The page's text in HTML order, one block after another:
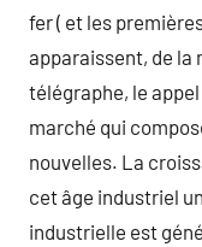
fer ( et les
apparaissent, de la
télégraphe, le
marché qui
nouvelles. La
cet âge industriel
industrielle est